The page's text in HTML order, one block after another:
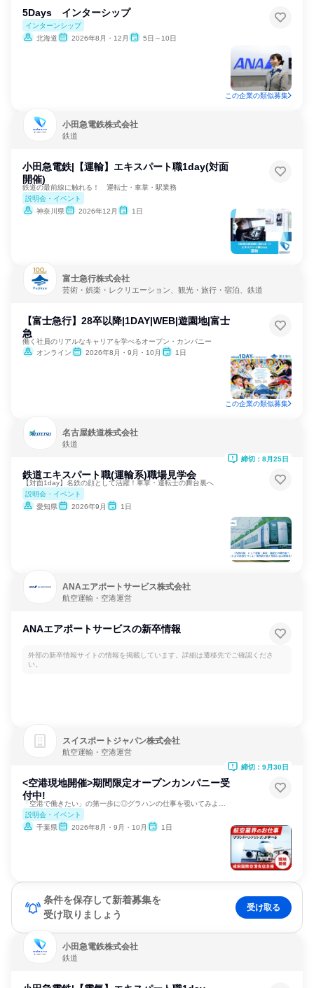
5Days インターシップ
インターンシップ
北海道
2026年8月・12月 5日～10日
この企業の類似募集
小田急電鉄株式会社
鉄道
小田急電鉄|【運輸】エキスパート職1day(対面
開催)
鉄道の最前線に触れる！ 運転士・車掌・駅業務
説明会・イベント
神奈川県
2026年12月 1日
富士急行株式会社
芸術・娯楽・レクリエーション、観光・旅行・宿泊、鉄道
【富士急行】28卒以降|1DAY|WEB|遊園地|富士
急
働く社員のリアルなキャリアを学べるオープン・カンパニー
オンライン
2026年8月・9月・10月 1日
この企業の類似募集
名古屋鉄道株式会社
鉄道
鉄道エキスパート職(運輸系)職場見学会
【対面1day】名鉄の顔として活躍！車掌・運転士の舞台裏へ
説明会・イベント
愛知県
2026年9月 1日
締切：8月25日
ANAエアポートサービス株式会社
航空運輸・空港運営
ANAエアポートサービスの新卒情報
外部の新卒情報サイトの情報を掲載しています。詳細は遷移先でご確認くださ
い。
スイスポートジャパン株式会社
航空運輸・空港運営
<空港現地開催>期間限定オープンカンパニー受
付中!
説明会・イベント
千葉県
2026年8月・9月・10月 1日
締切：9月30日
条件を保存して新着募集を
受け取りましょう
受け取る
小田急電鉄株式会社
鉄道